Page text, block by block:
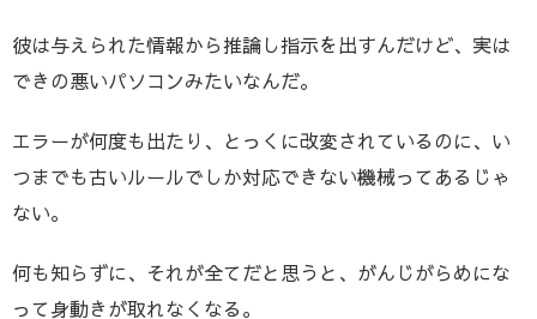
彼は与えられた情報から推論し指示を出すんだけど、実は
できの悪いパソコンみたいなんだ。
エラーが何度も出たり、とっくに改変されているのに、い
つまでも古いルールでしか対応できない機械ってあるじゃ
ない。
何も知らずに、それが全てだと思うと、がんじがらめにな
って身動きが取れなくなる。